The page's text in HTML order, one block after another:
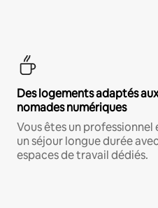
Des logements adaptés
nomades numériques
Vous êtes un
un séjour longue durée
espaces de travail dédiés.